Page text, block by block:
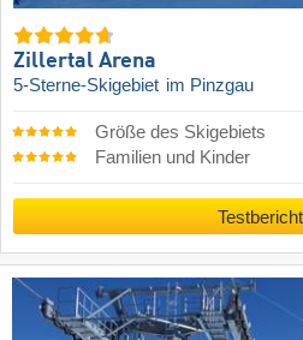
Zillertal Arena
5-Sterne-Skigebiet im Pinzgau
Größe des Skigebiets
Familien und Kinder
Testbericht